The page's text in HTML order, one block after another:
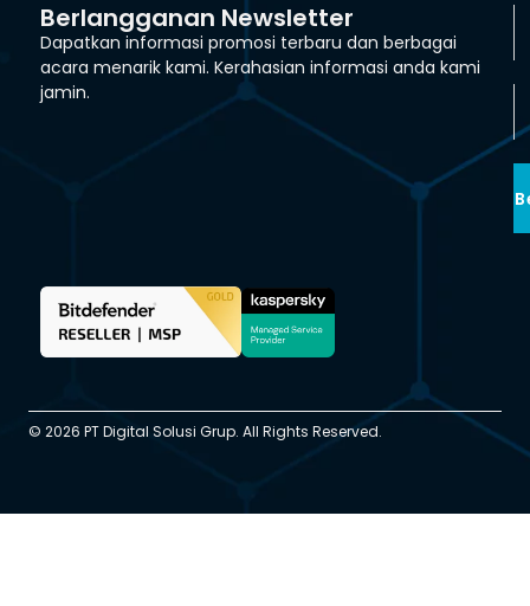
Berlangganan Newsletter
Dapatkan informasi promosi terbaru dan berbagai
acara menarik kami. Kerahasian informasi anda kami
jamin.
© 2026 PT Digital Solusi Grup. All Rights Reserved.